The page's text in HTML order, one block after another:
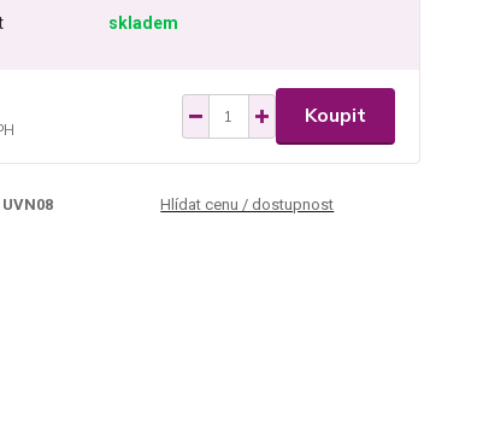
skladem
Koupit
UVN08 Hlídat cenu / dostupnost